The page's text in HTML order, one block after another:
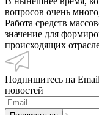
вопросов очень
Работа средств
значение для
происходящих
Подпишитесь на
новостей